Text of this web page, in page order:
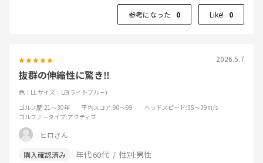
参考になった 0 Like! 0
2026.5.7
抜群の伸縮性に驚き‼️
色：LL サイズ：LB(ライトブルー)
ゴルフ歴:21～30年 平均スコア:90～99 ヘッドスピード:35～39m/s
ゴルファータイプ:アクティブ
ヒロさん
年代:60代 性別:男性